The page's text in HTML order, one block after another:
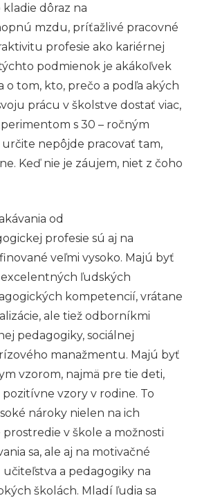
dôraz na
mzdu, príťažlivé pracovné
profesie ako kariérnej
podmienok je akákoľvek
o tom, kto, prečo a podľa akých
prácu v školstve dostať viac,
s 30 – ročným
nepôjde pracovať tam,
Keď nie je záujem, niet z čoho
od
profesie sú aj na
veľmi vysoko. Majú byť
ľudských
kompetencií, vrátane
ale tiež odborníkmi
pedagogiky, sociálnej
manažmentu. Majú byť
vzorom, najmä pre tie deti,
vzory v rodine. To
nároky nielen na ich
v škole a možnosti
sa, ale aj na motivačné
a pedagogiky na
školách. Mladí ľudia sa